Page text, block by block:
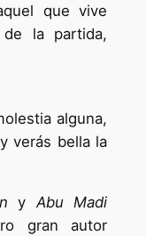
que vive
la partida,
alguna,
​​verás bella la
yAbu Madi
gran autor